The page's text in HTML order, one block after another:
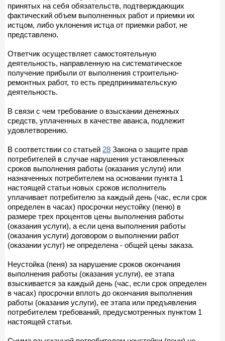
принятых на себя обязательств, подтверждающих
фактический объем выполненных работ и приемки их
истцом, либо уклонения истца от приемки работ, не
представлено.
Ответчик осуществляет самостоятельную
деятельность, направленную на систематическое
получение прибыли от выполнения строительно-
ремонтных работ, то есть предпринимательскую
деятельность.
В связи с чем требование о взыскании денежных
средств, уплаченных в качестве аванса, подлежит
удовлетворению.
В соответствии со статьей 28 Закона о защите прав
потребителей в случае нарушения установленных
сроков выполнения работы (оказания услуги) или
назначенных потребителем на основании пункта 1
настоящей статьи новых сроков исполнитель
уплачивает потребителю за каждый день (час, если срок
определен в часах) просрочки неустойку (пеню) в
размере трех процентов цены выполнения работы
(оказания услуги), а если цена выполнения работы
(оказания услуги) договором о выполнении работ
(оказании услуг) не определена - общей цены заказа.
Неустойка (пеня) за нарушение сроков окончания
выполнения работы (оказания услуги), ее этапа
взыскивается за каждый день (час, если срок определен
в часах) просрочки вплоть до окончания выполнения
работы (оказания услуги), ее этапа или предъявления
потребителем требований, предусмотренных пунктом 1
настоящей статьи.